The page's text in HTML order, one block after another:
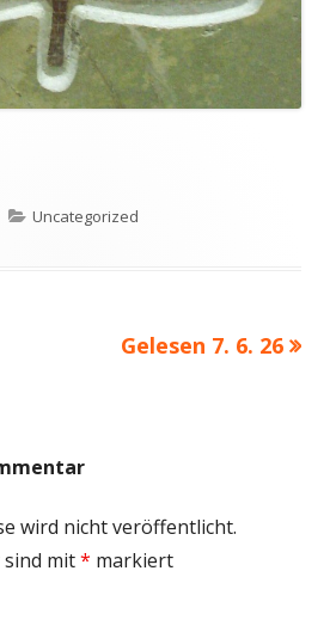
Kategorien
Uncategorized
Nächster
Gelesen 7. 6. 26
wird nicht veröffentlicht.
sind mit* markiert